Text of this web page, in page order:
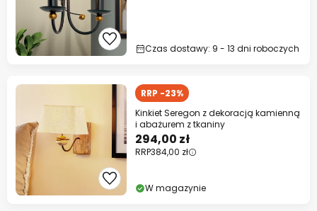
Czas dostawy: 9 - 13 dni roboczych
RRP -23%
Kinkiet Seregon z dekoracją kamienną
i abażurem z tkaniny
294,00 zł
RRP384,00 zł
W magazynie